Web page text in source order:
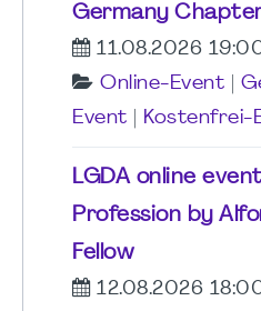
Germany
11.08.2026
Online-Event
Event
Kostenfrei-
LGDA online
Profession by
Fellow
12.08.2026